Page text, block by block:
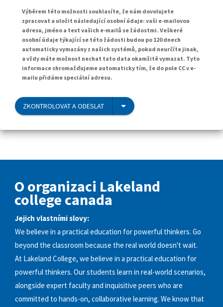
Výběrem této možnosti souhlasíte, že nám dovolujete
zpracovat a uložit následující osobní údaje: vaši e-mailovou
adresu, jméno a text vašich e-mailů se žádostmi. Veškeré
osobní údaje týkající se této žádosti budou po 120 dnech
automaticky vymazány z našich systémů, pokud neurčíte jinak,
a vždy máte možnost nechat tato data okamžitě vymazat. Tyto
informace shromažďujeme automaticky tím, že do pole CC v e-
mailu přidáme speciální adresu.
ZKONTROLOVAT A ODESLAT
O organizaci Lakeland
college canada
Jejich vlastními slovy:
We believe in a practical education for powerful thinkers. Go
beyond the classroom because the real world doesn't wait.
At Lakeland College, we believe in a practical education for
powerful thinkers. Our students learn in real-world scenarios,
alongside expert faculty and inquisitive peers who are
committed to hands-on, collaborative learning. We know that